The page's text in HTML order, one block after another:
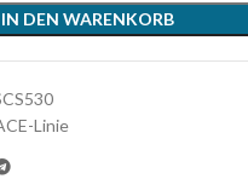
IN DEN WARENKORB
Linie